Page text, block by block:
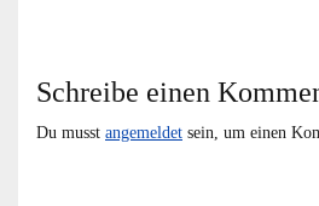
Schreibe einen
Du musst angemeldet sein, um einen